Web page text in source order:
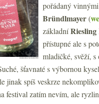
pořádaný
Bründlmayer(
základníRiesling
přístupné ale s
mladičké, svěží,
šťavnaté s výbornou
jinak spíš veskrze
festival zatím nevím, ale